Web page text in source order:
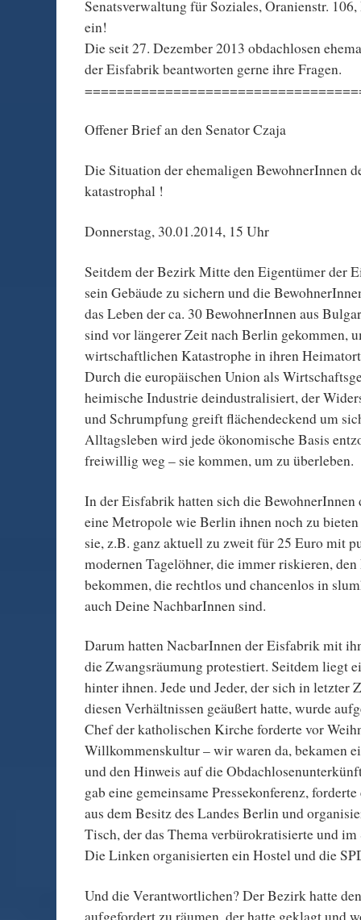
Senatsverwaltung für Soziales, Oranienstr.
ein!
Die seit 27. Dezember 2013 obdachlosen
der Eisfabrik beantworten gerne ihre Fragen.
Offener Brief an den Senator Czaja
Die Situation der ehemaligen BewohnerInnen
katastrophal !
Donnerstag, 30.01.2014, 15 Uhr
Seitdem der Bezirk Mitte den Eigentümer der
sein Gebäude zu sichern und die
das Leben der ca. 30 BewohnerInnen aus
sind vor längerer Zeit nach Berlin gekommen,
wirtschaftlichen Katastrophe in ihren
Durch die europäischen Union als
heimische Industrie deindustralisiert, der
und Schrumpfung greift flächendeckend um
Alltagsleben wird jede ökonomische Basis
freiwillig weg – sie kommen, um zu überleben.
In der Eisfabrik hatten sich die BewohnerInnen
eine Metropole wie Berlin ihnen noch zu
sie, z.B. ganz aktuell zu zweit für 25 Euro mit
modernen Tagelöhner, die immer riskieren,
bekommen, die rechtlos und chancenlos in
auch Deine NachbarInnen sind.
Darum hatten NacbarInnen der Eisfabrik mit
die Zwangsräumung protestiert. Seitdem liegt
hinter ihnen. Jede und Jeder, der sich in letzter
diesen Verhältnissen geäußert hatte, wurde
Chef der katholischen Kirche forderte vor
Willkommenskultur – wir waren da, bekamen
und den Hinweis auf die
gab eine gemeinsame Pressekonferenz,
aus dem Besitz des Landes Berlin und
Tisch, der das Thema verbürokratisierte und
Die Linken organisierten ein Hostel und die
Und die Verantwortlichen? Der Bezirk hatte